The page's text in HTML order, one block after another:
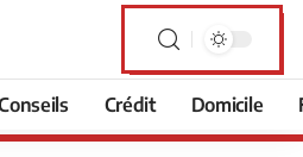
Crédit Domicile